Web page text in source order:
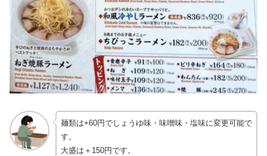
麺類は+60円でしょうゆ味・味噌味・塩味に変更可能で
す。
大盛は＋150円です。